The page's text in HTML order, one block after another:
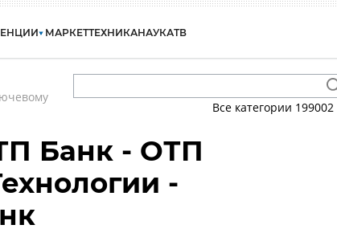
МАРКЕТТЕХНИКАНАУКАТВ
Все категории 199002
Банк - ОТП
-